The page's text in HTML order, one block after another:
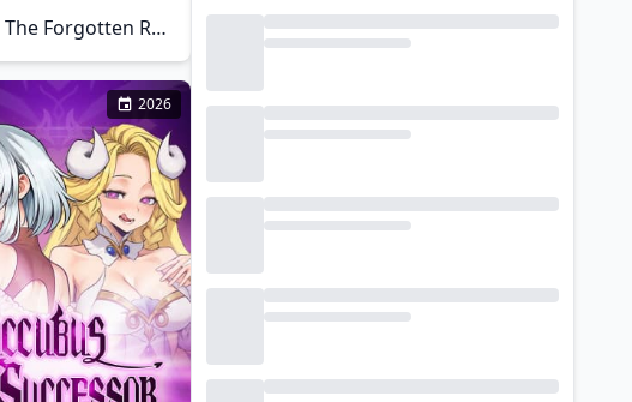
Moss: The Forgotten Relic
2026